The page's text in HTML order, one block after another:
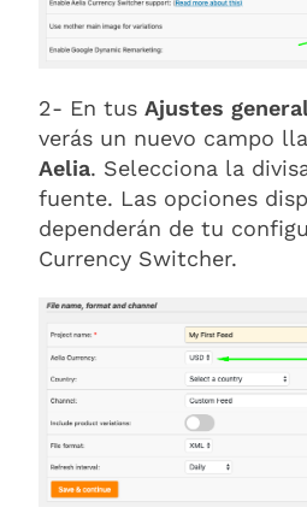
2- En tus Ajustes
verás un nuevo campo
Aelia. Selecciona la
fuente. Las opciones
dependerán de tu
Currency Switcher.